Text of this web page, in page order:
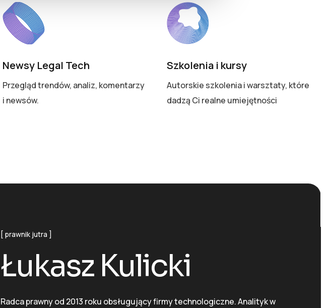
Newsy Legal Tech
Przegląd trendów, analiz, komentarzy
i newsów.
Szkolenia i kursy
Autorskie szkolenia i warsztaty, które
dadzą Ci realne umiejętności
prawnik jutra
Łukasz Kulicki
Radca prawny od 2013 roku obsługujący firmy technologiczne. Analityk w